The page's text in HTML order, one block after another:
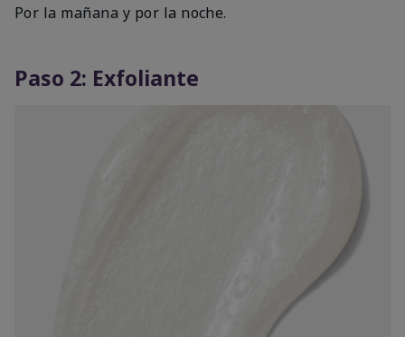
Por la mañana y por la noche.
Paso 2: Exfoliante